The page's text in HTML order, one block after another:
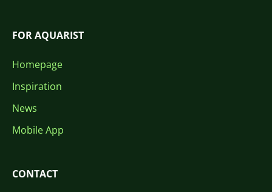
FOR AQUARIST
Homepage
Inspiration
News
Mobile App
CONTACT